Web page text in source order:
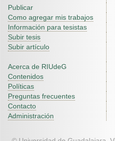
Publicar
Como agregar mis trabajos
Información para tesistas
Subir tesis
Subir artículo
Acerca de RIUdeG
Contenidos
Políticas
Preguntas frecuentes
Contacto
Administración